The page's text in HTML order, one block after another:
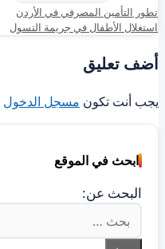
تطور التأمين المصرفي في الأردن
استغلال الأطفال في جريمة التسول
أضف تعليق
يجب أنت تكون مسجل الدخول
ابحث في الموقع
البحث عن: